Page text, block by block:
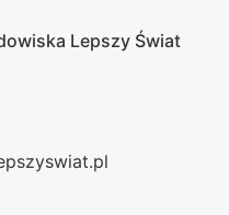
Lepszy Świat